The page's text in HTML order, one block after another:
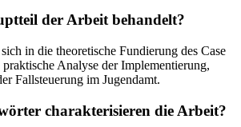
der Arbeit behandelt?
in die theoretische Fundierung des Case
Analyse der Implementierung,
Fallsteuerung im Jugendamt.
charakterisieren die Arbeit?